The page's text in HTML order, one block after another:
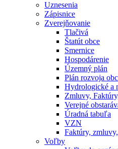
Uznesenia
Zápisnice
Zverejňovanie
Tlačivá
Štatút obce
Smernice
Hospodárenie
Územný plán
Plán rozvoja
Hydrologické a
Zmluvy,
Verejné
Úradná tabuľa
VZN
Faktúry,
Voľby